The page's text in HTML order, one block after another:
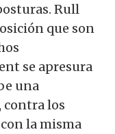
Rull
que son
se apresura
una
contra los
la misma